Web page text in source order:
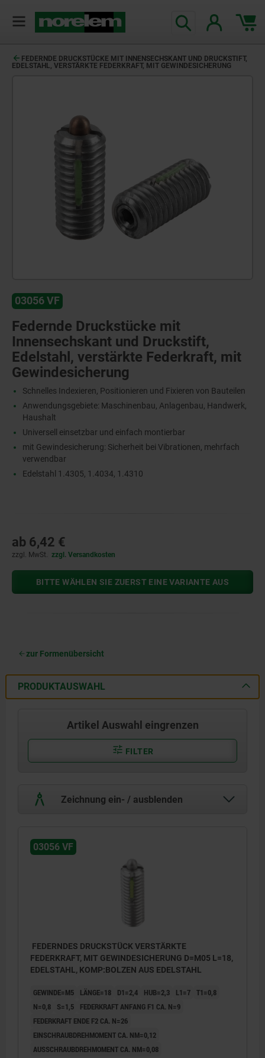
FEDERNDE DRUCKSTÜCKE MIT INNENSECHSKANT UND DRUCKSTIFT,
EDELSTAHL, VERSTÄRKTE FEDERKRAFT, MIT GEWINDESICHERUNG
03056 VF
Federnde Druckstücke mit
Innensechskant und Druckstift,
Edelstahl, verstärkte Federkraft, mit
Gewindesicherung
Schnelles Indexieren, Positionieren und Fixieren von Bauteilen
Anwendungsgebiete: Maschinenbau, Anlagenbau, Handwerk,
Haushalt
Universell einsetzbar und einfach montierbar
mit Gewindesicherung: Sicherheit bei Vibrationen, mehrfach
verwendbar
Edelstahl 1.4305, 1.4034, 1.4310
ab 6,42 €
zzgl. MwSt. zzgl. Versandkosten
BITTE WÄHLEN SIE ZUERST EINE VARIANTE AUS
zur Formenübersicht
PRODUKTAUSWAHL
Artikel Auswahl eingrenzen
FILTER
Zeichnung ein- / ausblenden
03056 VF
FEDERNDES DRUCKSTÜCK VERSTÄRKTE
FEDERKRAFT, MIT GEWINDESICHERUNG D=M05 L=18,
EDELSTAHL, KOMP:BOLZEN AUS EDELSTAHL
GEWINDE=M5 LÄNGE=18 D1=2,4 HUB=2,3 L1=7 T1=0,8
N=0,8
S=1,5
FEDERKRAFT ANFANG F1 CA. N=9
FEDERKRAFT ENDE F2 CA. N=26
EINSCHRAUBDREHMOMENT CA. NM=0,12
AUSSCHRAUBDREHMOMENT CA. NM=0,08